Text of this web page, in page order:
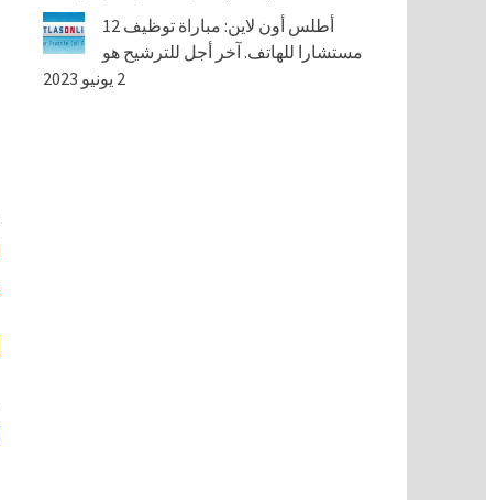
أطلس أون لاين: مباراة توظيف 12
مستشارا للهاتف. آخر أجل للترشيح هو
2 يونيو 2023